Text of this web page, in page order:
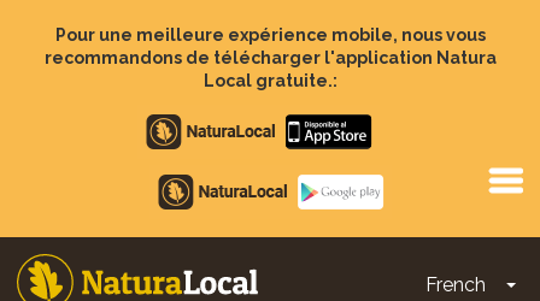
contenu
Pour une meilleure expérience mobile, nous vous
recommandons de télécharger l'application Natura
Local gratuite.:
Apple
store
Google
Play
French